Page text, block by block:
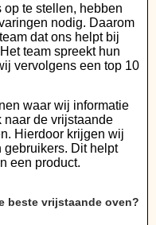
te stellen, hebben
nodig. Daarom
dat ons helpt bij
team spreekt hun
vervolgens een top 10
waar wij informatie
de vrijstaande
Hierdoor krijgen wij
gebruikers. Dit helpt
een product.
beste vrijstaande oven?